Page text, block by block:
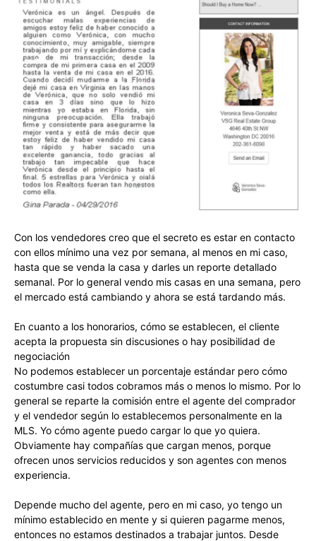
Con los vendedores creo que el secreto es estar en contacto
con ellos mínimo una vez por semana, al menos en mi caso,
hasta que se venda la casa y darles un reporte detallado
semanal. Por lo general vendo mis casas en una semana, pero
el mercado está cambiando y ahora se está tardando más.
En cuanto a los honorarios, cómo se establecen, el cliente
acepta la propuesta sin discusiones o hay posibilidad de
negociación
No podemos establecer un porcentaje estándar pero cómo
costumbre casi todos cobramos más o menos lo mismo. Por lo
general se reparte la comisión entre el agente del comprador
y el vendedor según lo establecemos personalmente en la
MLS. Yo cómo agente puedo cargar lo que yo quiera.
Obviamente hay compañías que cargan menos, porque
ofrecen unos servicios reducidos y son agentes con menos
experiencia.
Depende mucho del agente, pero en mi caso, yo tengo un
mínimo establecido en mente y si quieren pagarme menos,
entonces no estamos destinados a trabajar juntos. Desde